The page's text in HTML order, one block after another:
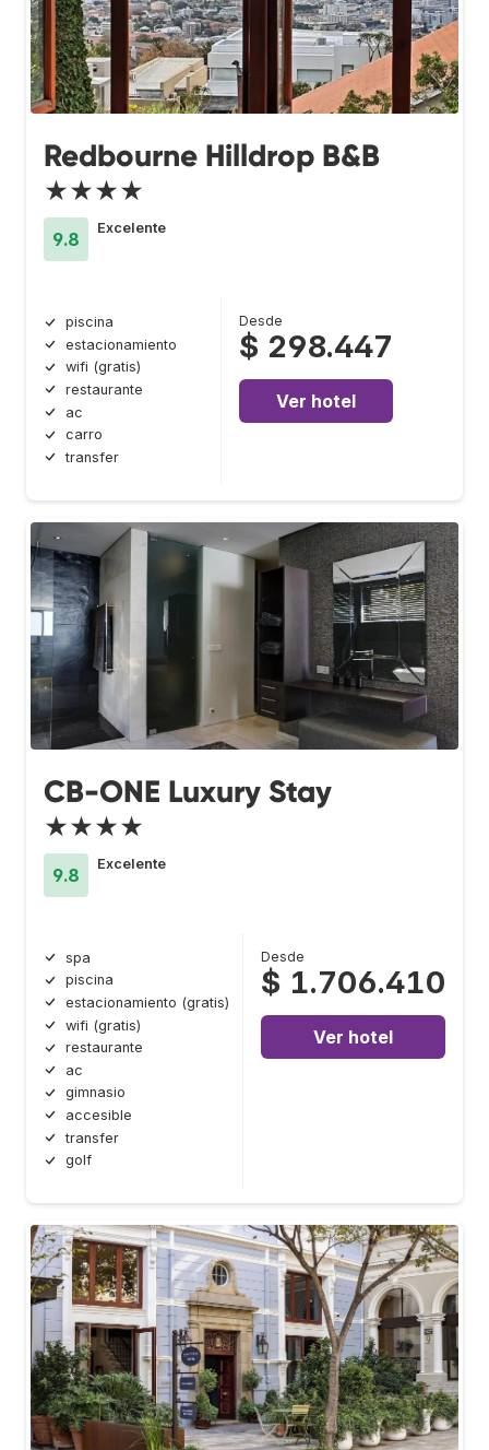
Redbourne Hilldrop B&B
★★★★
9.8
Excelente
piscina
estacionamiento
wifi (gratis)
restaurante
ac
carro
transfer
Desde
$ 298.447
Ver hotel
CB-ONE Luxury Stay
★★★★
9.8
Excelente
spa
piscina
estacionamiento (gratis)
wifi (gratis)
restaurante
ac
gimnasio
accesible
transfer
golf
Desde
$ 1.706.410
Ver hotel